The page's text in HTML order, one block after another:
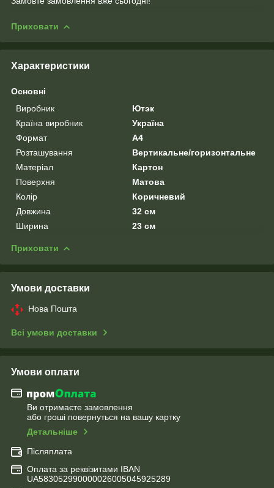
Приховати
Характеристики
Основні
Виробник
Ютэк
Країна виробник
Україна
Формат
A4
Розташування
Вертикальне/горизонтальне
Матеріал
Картон
Поверхня
Матова
Колір
Коричневий
Довжина
32 см
Ширина
23 см
Приховати
Умови доставки
Нова Пошта
Всі умови доставки
Умови оплати
Ви отримаєте замовлення
або гроші повернуться на вашу картку
Детальніше
Післяплата
Оплата за реквізитами IBAN
UA583052990000026005045925289